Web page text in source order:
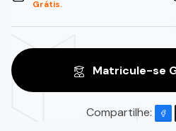
Grátis.
Matricule-se
Compartilhe: